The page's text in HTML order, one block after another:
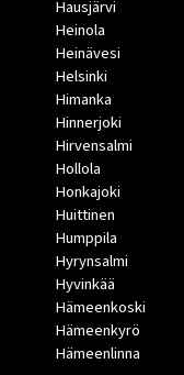
Hausjärvi
Heinola
Heinävesi
Helsinki
Himanka
Hinnerjoki
Hirvensalmi
Hollola
Honkajoki
Huittinen
Humppila
Hyrynsalmi
Hyvinkää
Hämeenkoski
Hämeenkyrö
Hämeenlinna